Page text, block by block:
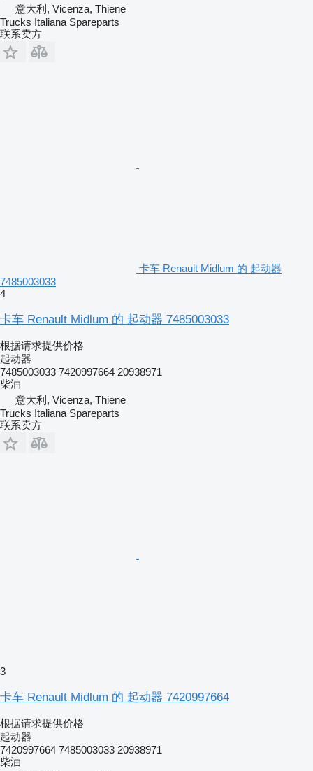
意大利, Vicenza, Thiene
Trucks Italiana Spareparts
联系卖方
卡车 Renault Midlum 的 起动器
7485003033
4
卡车 Renault Midlum 的 起动器 7485003033
根据请求提供价格
起动器
7485003033 7420997664 20938971
柴油
意大利, Vicenza, Thiene
Trucks Italiana Spareparts
联系卖方
3
卡车 Renault Midlum 的 起动器 7420997664
根据请求提供价格
起动器
7420997664 7485003033 20938971
柴油